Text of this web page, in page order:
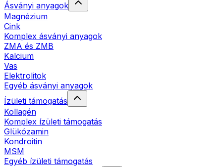
Ásványi anyagok
Magnézium
Cink
Komplex ásványi anyagok
ZMA és ZMB
Kalcium
Vas
Elektrolitok
Egyéb ásványi anyagok
Ízületi támogatás
Kollagén
Komplex ízületi támogatás
Glükózamin
Kondroitin
MSM
Egyéb ízületi támogatás